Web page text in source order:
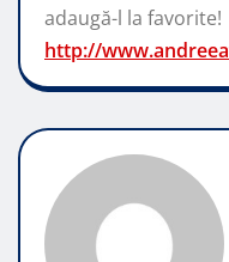
adaugă-l la favorite!
http://